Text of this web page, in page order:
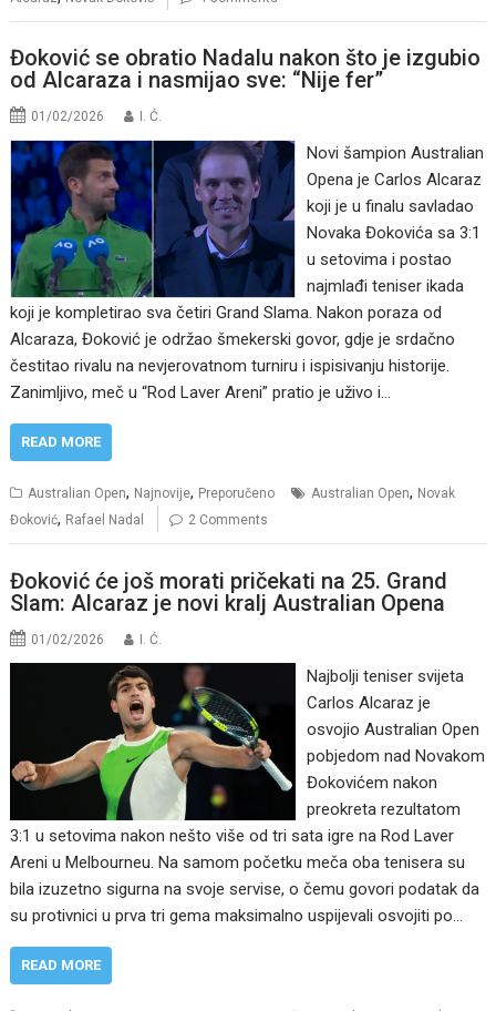
Đoković se obratio Nadalu nakon što je izgubio
od Alcaraza i nasmijao sve: “Nije fer”
01/02/2026 I. Ć.
Novi šampion Australian
Opena je Carlos Alcaraz
koji je u finalu savladao
Novaka Đokovića sa 3:1
u setovima i postao
najmlađi teniser ikada
koji je kompletirao sva četiri Grand Slama. Nakon poraza od
Alcaraza, Đoković je održao šmekerski govor, gdje je srdačno
čestitao rivalu na nevjerovatnom turniru i ispisivanju historije.
Zanimljivo, meč u “Rod Laver Areni” pratio je uživo i…
READ MORE
Australian Open, Najnovije, Preporučeno Australian Open, Novak
Đoković, Rafael Nadal 2 Comments
Đoković će još morati pričekati na 25. Grand
Slam: Alcaraz je novi kralj Australian Opena
01/02/2026 I. Ć.
Najbolji teniser svijeta
Carlos Alcaraz je
osvojio Australian Open
pobjedom nad Novakom
Đokovićem nakon
preokreta rezultatom
3:1 u setovima nakon nešto više od tri sata igre na Rod Laver
Areni u Melbourneu. Na samom početku meča oba tenisera su
bila izuzetno sigurna na svoje servise, o čemu govori podatak da
su protivnici u prva tri gema maksimalno uspijevali osvojiti po…
READ MORE